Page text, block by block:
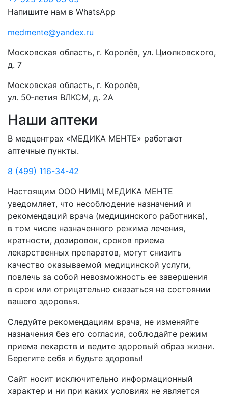
Напишите нам в WhatsApp
medmente@yandex.ru
Московская область, г. Королёв, ул. Циолковского,
д. 7
Московская область, г. Королёв,
ул. 50‑летия ВЛКСМ, д. 2А
Наши аптеки
В медцентрах «МЕДИКА МЕНТЕ» работают
аптечные пункты.
8 (499) 116-34-42
Настоящим ООО НИМЦ МЕДИКА МЕНТЕ
уведомляет, что несоблюдение назначений и
рекомендаций врача (медицинского работника),
в том числе назначенного режима лечения,
кратности, дозировок, сроков приема
лекарственных препаратов, могут снизить
качество оказываемой медицинской услуги,
повлечь за собой невозможность ее завершения
в срок или отрицательно сказаться на состоянии
вашего здоровья.
Следуйте рекомендациям врача, не изменяйте
назначения без его согласия, соблюдайте режим
приема лекарств и ведите здоровый образ жизни.
Берегите себя и будьте здоровы!
Сайт носит исключительно информационный
характер и ни при каких условиях не является